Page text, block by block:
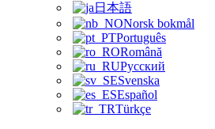
日本語
Norsk bokmål
Português
Română
Русский
Svenska
Español
Türkçe